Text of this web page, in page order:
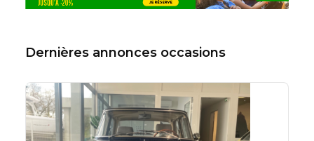
Dernières annonces occasions